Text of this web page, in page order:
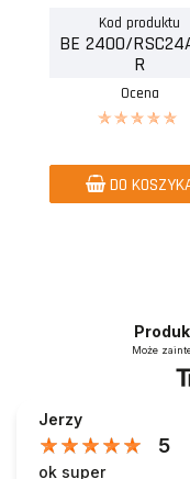
Kod produktu
BE 2400/
R
Ocena
DO
Może
Jerzy
5
ok super